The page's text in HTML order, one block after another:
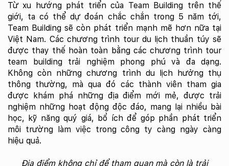
Từ xu hướng phát triển của Team Building trên thế
giới, ta có thể dự đoán chắc chắn trong 5 năm tới,
Team Building sẽ còn phát triển mạnh mẽ hơn nữa tại
Việt Nam. Các chương trình tour du lịch thuần túy sẽ
được thay thế hoàn toàn bằng các chương trình tour
team building trải nghiệm phong phú và đa dạng.
Không còn những chương trình du lịch hưởng thụ
thông thường, mà qua đó các thành viên tham gia
được khám phá những địa điểm mới mẻ, được trải
nghiệm những hoạt động độc đáo, mang lại nhiều bài
học, kỹ năng quý giá, bổ ích để góp phần phát triển
môi trường làm việc trong công ty càng ngày càng
hiệu quả.
Địa điểm không chỉ để tham quan mà còn là trải